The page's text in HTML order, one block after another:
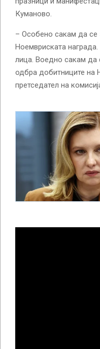
Куманово.
– Особено сакам да се
Ноемвриската
лица. Воедно сакам да
одбра добитниците на
претседател на